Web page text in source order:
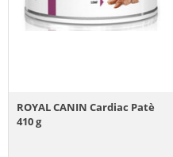
ROYAL CANIN Cardiac Patè
410 g